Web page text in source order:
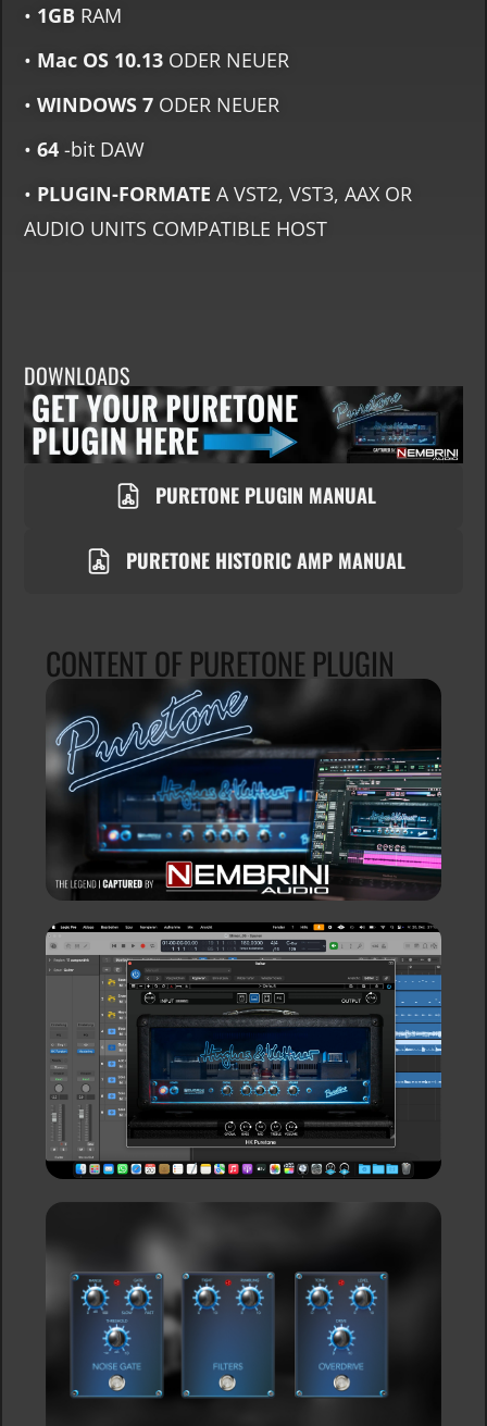
• 1GB RAM
• Mac OS 10.13 ODER NEUER
• WINDOWS 7 ODER NEUER
• 64 -bit DAW
• PLUGIN-FORMATE A VST2, VST3, AAX OR
AUDIO UNITS COMPATIBLE HOST
DOWNLOADS
PURETONE PLUGIN MANUAL
PURETONE HISTORIC AMP MANUAL
CONTENT OF PURETONE PLUGIN